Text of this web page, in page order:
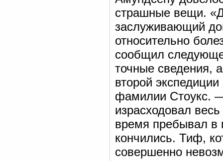
страшные вещи.
заслуживающий
относительно
сообщил
точные сведения,
второй
фамилии Стоукс.
израсходовал
время пребывал в
кончились. Тиф,
совершенно